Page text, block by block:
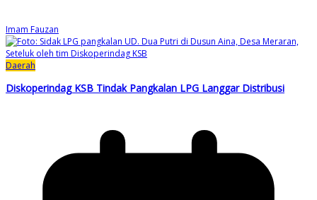
Imam Fauzan
Daerah
Diskoperindag KSB Tindak Pangkalan LPG Langgar Distribusi